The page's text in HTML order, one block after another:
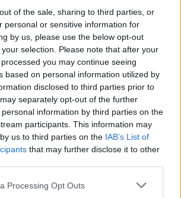
of the sale, sharing to third parties, or
personal or sensitive information for
by us, please use the below opt-out
selection. Please note that after your
you may continue seeing
based on personal information utilized by
disclosed to third parties prior to
separately opt-out of the further
information by third parties on the
participants. This information may
us to third parties on the IAB’s List of
that may further disclose it to other
Processing Opt Outs
οι καλοκαιρινές
Καλοκαίρι 2026, 16ο Φεστιβάλ
έργου αγροτικής οδοποιίας στο
ΚΑΠ 2023–2027
αύριο Σάββατο η Κρήτη
κινδύνου πυρκαγιάς
Κνωσό και η μπάρα στο φαράγγι της